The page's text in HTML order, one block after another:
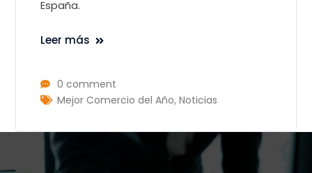
España.
Leer más
0 comment
Mejor Comercio del Año,Noticias